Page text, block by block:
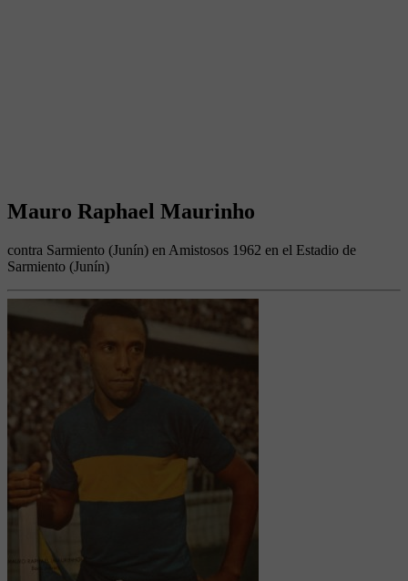
Mauro Raphael Maurinho
contra Sarmiento (Junín) en Amistosos 1962 en el Estadio de
Sarmiento (Junín)